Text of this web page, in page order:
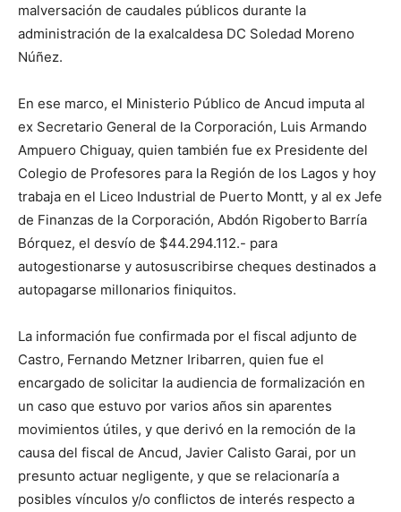
malversación de caudales públicos durante la
administración de la exalcaldesa DC Soledad Moreno
Núñez.
En ese marco, el Ministerio Público de Ancud imputa al
ex Secretario General de la Corporación, Luis Armando
Ampuero Chiguay, quien también fue ex Presidente del
Colegio de Profesores para la Región de los Lagos y hoy
trabaja en el Liceo Industrial de Puerto Montt, y al ex Jefe
de Finanzas de la Corporación, Abdón Rigoberto Barría
Bórquez, el desvío de $44.294.112.- para
autogestionarse y autosuscribirse cheques destinados a
autopagarse millonarios finiquitos.
La información fue confirmada por el fiscal adjunto de
Castro, Fernando Metzner Iribarren, quien fue el
encargado de solicitar la audiencia de formalización en
un caso que estuvo por varios años sin aparentes
movimientos útiles, y que derivó en la remoción de la
causa del fiscal de Ancud, Javier Calisto Garai, por un
presunto actuar negligente, y que se relacionaría a
posibles vínculos y/o conflictos de interés respecto a